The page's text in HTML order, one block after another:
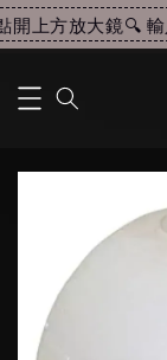
上方放大鏡🔍 輸